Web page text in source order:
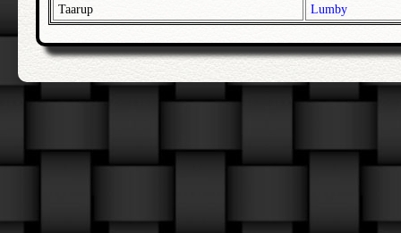
Taarup
Lumby